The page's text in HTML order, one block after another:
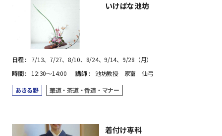
いけばな池坊
日程
7/13、7/27、8/10、8/24、9/14、9/28（月）
時間
12:30～14:00 講師
池坊教授 家富 仙弓
あきる野
華道・茶道・香道・マナー
着付け専科